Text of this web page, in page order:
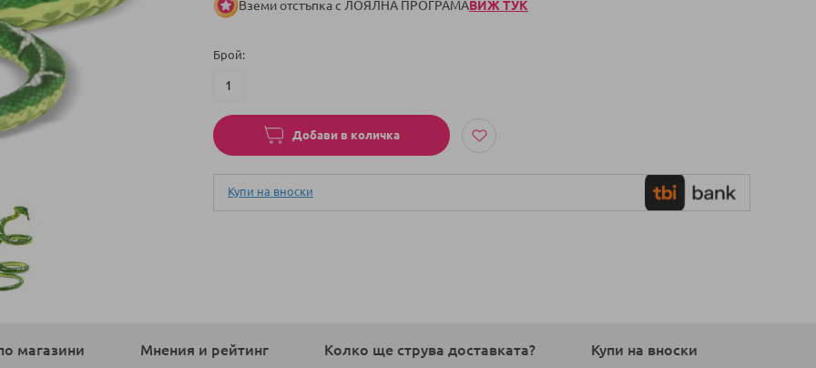
Вземи отстъпка с ЛОЯЛНА ПРОГРАМАВИЖ ТУК
Брой
Добави в количка
Купи на вноски
магазини Мнения и рейтинг Колко ще струва доставката? Купи на вноски